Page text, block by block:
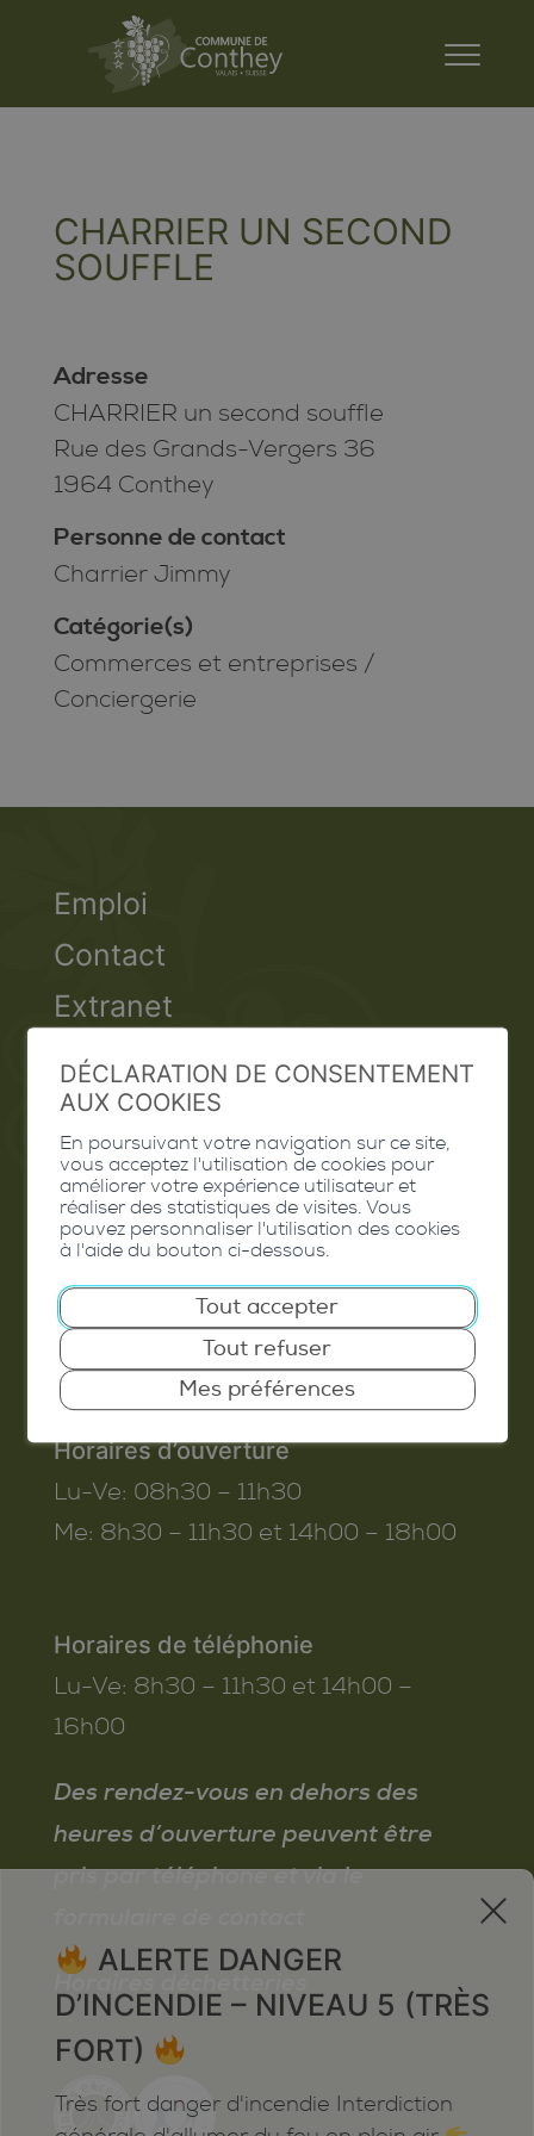
CHARRIER UN SECOND
SOUFFLE
Adresse
CHARRIER un second souffle
Rue des Grands-Vergers 36
1964 Conthey
Personne de contact
Charrier Jimmy
Catégorie(s)
Commerces et entreprises /
Conciergerie
Emploi
Contact
Extranet
Valais Excellence
Commune de Conthey
Route de Savoie 54
1975 St-Séverin
T. 027 345 45 45
info@conthey.ch
Horaires d’ouverture
Lu-Ve: 08h30 – 11h30
Me: 8h30 – 11h30 et 14h00 – 18h00
Horaires de téléphonie
Lu-Ve: 8h30 – 11h30 et 14h00 –
16h00
Des rendez-vous en dehors des
heures d’ouverture peuvent être
pris par téléphone et via le
Horaires déchetteries
x
ALERTE DANGER
D’INCENDIE – NIVEAU 5 (TRÈS
FORT)
Très fort danger d'incendie Interdiction
DÉCLARATION DE CONSENTEMENT
AUX COOKIES
En poursuivant votre navigation sur ce site,
vous acceptez l'utilisation de cookies pour
améliorer votre expérience utilisateur et
réaliser des statistiques de visites. Vous
pouvez personnaliser l'utilisation des cookies
à l'aide du bouton ci-dessous.
Tout accepter
Tout refuser
Mes préférences